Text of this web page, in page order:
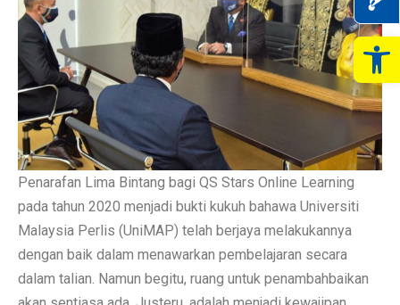
Penarafan Lima Bintang bagi QS Stars Online Learning
pada tahun 2020 menjadi bukti kukuh bahawa Universiti
Malaysia Perlis (UniMAP) telah berjaya melakukannya
dengan baik dalam menawarkan pembelajaran secara
dalam talian. Namun begitu, ruang untuk penambahbaikan